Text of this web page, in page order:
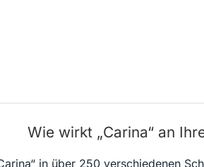
Wie wirkt „Carina“ an
in über 250 verschiedenen